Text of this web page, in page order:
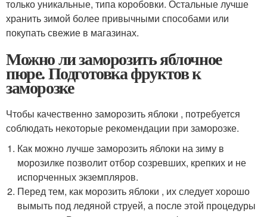
только уникальные, типа коробовки. Остальные лучше
хранить зимой более привычными способами или
покупать свежие в магазинах.
Можно ли заморозить яблочное
пюре. Подготовка фруктов к
заморозке
Чтобы качественно заморозить яблоки , потребуется
соблюдать некоторые рекомендации при заморозке.
Как можно лучше заморозить яблоки на зиму в
морозилке позволит отбор созревших, крепких и не
испорченных экземпляров.
Перед тем, как морозить яблоки , их следует хорошо
вымыть под ледяной струей, а после этой процедуры